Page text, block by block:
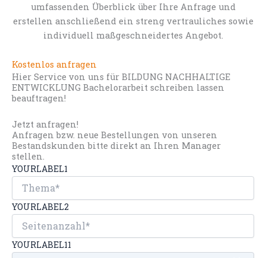
umfassenden Überblick über Ihre Anfrage und
erstellen anschließend ein streng vertrauliches sowie
individuell maßgeschneidertes Angebot.
Kostenlos anfragen
Hier Service von uns für BILDUNG NACHHALTIGE
ENTWICKLUNG Bachelorarbeit schreiben lassen
beauftragen!
Jetzt anfragen!
Anfragen bzw. neue Bestellungen von unseren
Bestandskunden bitte direkt an Ihren Manager
stellen.
YOURLABEL1
YOURLABEL2
YOURLABEL11